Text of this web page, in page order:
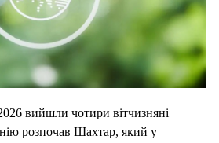
вийшли чотири вітчизняні
розпочав Шахтар, який у